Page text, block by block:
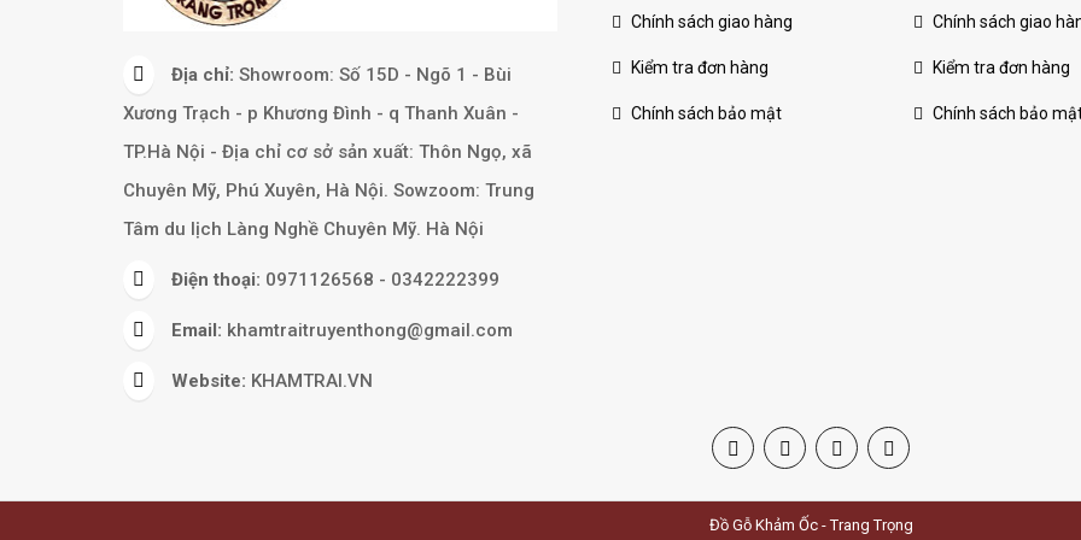
Địa chỉ: Showroom: Số 15D - Ngõ 1 - Bùi
Xương Trạch - p Khương Đình - q Thanh Xuân -
TP.Hà Nội - Địa chỉ cơ sở sản xuất: Thôn Ngọ, xã
Chuyên Mỹ, Phú Xuyên, Hà Nội. Sowzoom: Trung
Tâm du lịch Làng Nghề Chuyên Mỹ. Hà Nội
Điện thoại: 0971126568 - 0342222399
Email: khamtraitruyenthong@gmail.com
Website: KHAMTRAI.VN
Chính sách giao hàng
Kiểm tra đơn hàng
Chính sách bảo mật
Chính sách giao
Kiểm tra đơn hàng
Chính sách bảo
Đồ Gỗ Khảm Ốc - Trang Trọng